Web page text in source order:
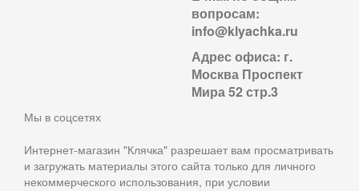
вопросам:
info@klyachka.ru
Адрес офиса: г.
Москва Проспект
Мира 52 стр.3
Мы в соцсетях
Интернет-магазин "Клячка" разрешает вам просматривать
и загружать материалы этого сайта только для личного
некоммерческого использования, при условии